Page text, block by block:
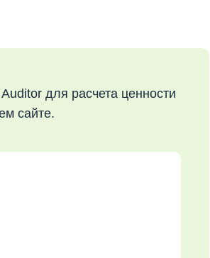
для расчета ценности
сайте.